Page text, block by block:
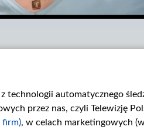
automatycznego
przez nas, czyli Telewizję
firm), w celach marketingowych